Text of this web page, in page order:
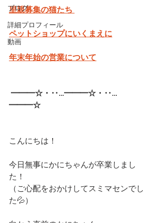
ブログ
詳細プロフィール
動画
里親募集の猫たち
ペットショップにいくまえに
年末年始の営業について
━━━☆・‥…━━━☆・‥…
━━━☆
こんにちは！
今日無事にかにちゃんが卒業しまし
た！
（ご心配をおかけしてスミマセンでし
た💦）